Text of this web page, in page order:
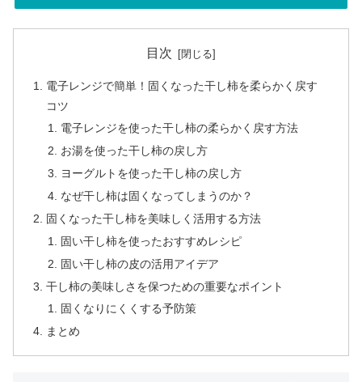
目次
電子レンジで簡単！固くなった干し柿を柔らかく戻す
コツ
電子レンジを使った干し柿の柔らかく戻す方法
お湯を使った干し柿の戻し方
ヨーグルトを使った干し柿の戻し方
なぜ干し柿は固くなってしまうのか？
固くなった干し柿を美味しく活用する方法
固い干し柿を使ったおすすめレシピ
固い干し柿の皮の活用アイデア
干し柿の美味しさを保つための重要なポイント
固くなりにくくする予防策
まとめ